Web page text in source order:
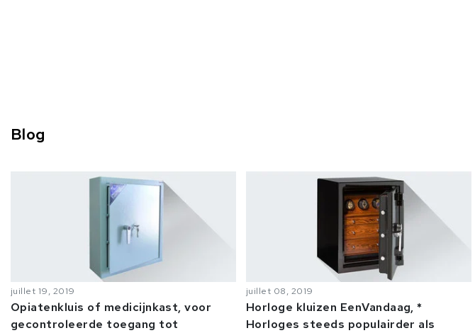
Blog
juillet 19, 2019
Opiatenkluis of medicijnkast, voor
gecontroleerde toegang tot
juillet 08, 2019
Horloge kluizen EenVandaag, *
Horloges steeds populairder als